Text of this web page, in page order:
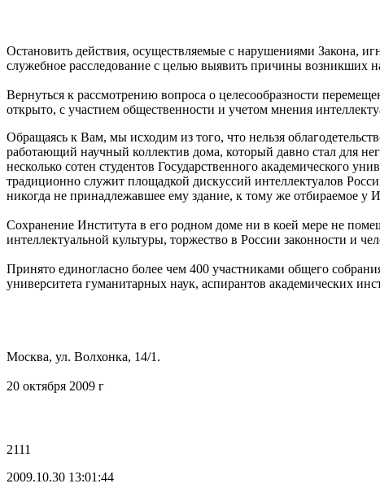
Остановить действия, осуществляемые с нарушениями Закона,
служебное расследование с целью выявить причины возникших
Вернуться к рассмотрению вопроса о целесообразности
открыто, с участием общественности и учетом мнения
Обращаясь к Вам, мы исходим из того, что нельзя
работающий научный коллектив дома, который давно стал для
несколько сотен студентов Государственного академического
традиционно служит площадкой дискуссий интеллектуалов
никогда не принадлежавшее ему здание, к тому же отбираемое у
Сохранение Института в его родном доме ни в коей мере не
интеллектуальной культуры, торжество в России законности и
Принято единогласно более чем 400 участниками общего
университета гуманитарных наук, аспирантов академических
Москва, ул. Волхонка, 14/1.
20 октября 2009 г
2111
2009.10.30 13:01:44